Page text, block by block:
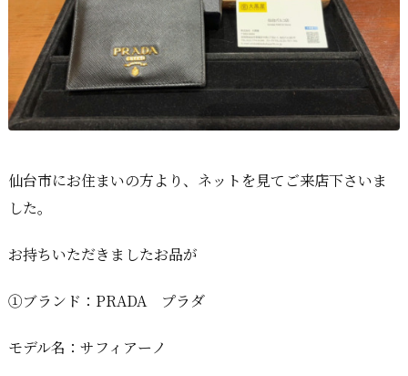
仙台市にお住まいの方より、ネットを見てご来店下さいま
した。
お持ちいただきましたお品が
①ブランド：PRADA プラダ
モデル名：サフィアーノ